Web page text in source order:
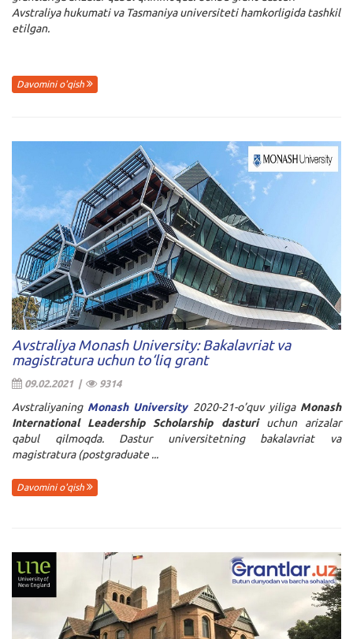
Avstraliya hukumati va Tasmaniya universiteti hamkorligida tashkil
etilgan.
Davomini o'qish
Avstraliya Monash University: Bakalavriat va
magistratura uchun to‘liq grant
09.02.2021 | 9314
Avstraliyaning Monash University2020-21-o’quv yiliga Monash
International Leadership Scholarship dasturi
uchun arizalar
qabul qilmoqda. Dastur universitetning bakalavriat va
magistratura (postgraduate ...
Davomini o'qish